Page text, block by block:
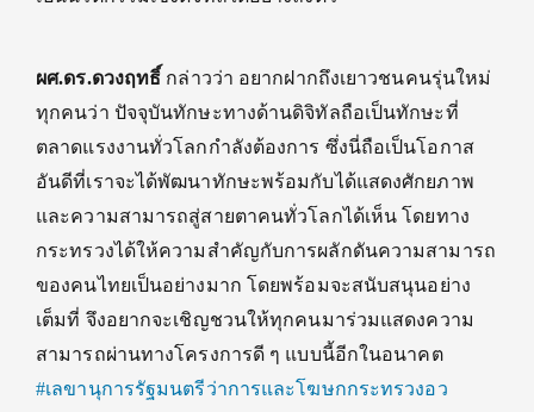
ผศ.ดร.ดวงฤทธิ์ กล่าวว่า อยากฝากถึงเยาวชนคนรุ่นใหม่
ทุกคนว่า ปัจจุบันทักษะทางด้านดิจิทัลถือเป็นทักษะที่
ตลาดแรงงานทั่วโลกกำลังต้องการ ซึ่งนี่ถือเป็นโอกาส
อันดีที่เราจะได้พัฒนาทักษะพร้อมกับได้แสดงศักยภาพ
และความสามารถสู่สายตาคนทั่วโลกได้เห็น โดยทาง
กระทรวงได้ให้ความสำคัญกับการผลักดันความสามารถ
ของคนไทยเป็นอย่างมาก โดยพร้อมจะสนับสนุนอย่าง
เต็มที่ จึงอยากจะเชิญชวนให้ทุกคนมาร่วมแสดงความ
สามารถผ่านทางโครงการดี ๆ แบบนี้อีกในอนาคต
#เลขานุการรัฐมนตรีว่าการและโฆษกกระทรวงอว